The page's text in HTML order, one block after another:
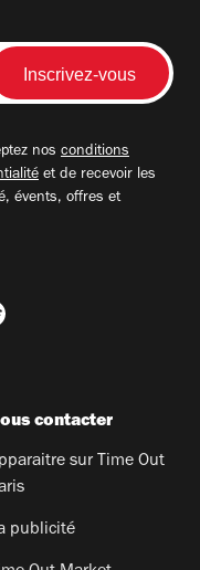
nos conditions
et de recevoir les
évents, offres et
contacter
sur Time Out
publicité